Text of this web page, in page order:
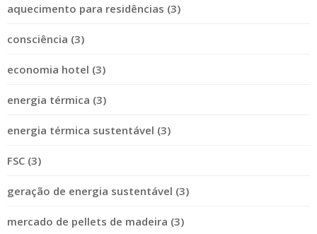
aquecimento para residências (3)
consciência (3)
economia hotel (3)
energia térmica (3)
energia térmica sustentável (3)
FSC (3)
geração de energia sustentável (3)
mercado de pellets de madeira (3)